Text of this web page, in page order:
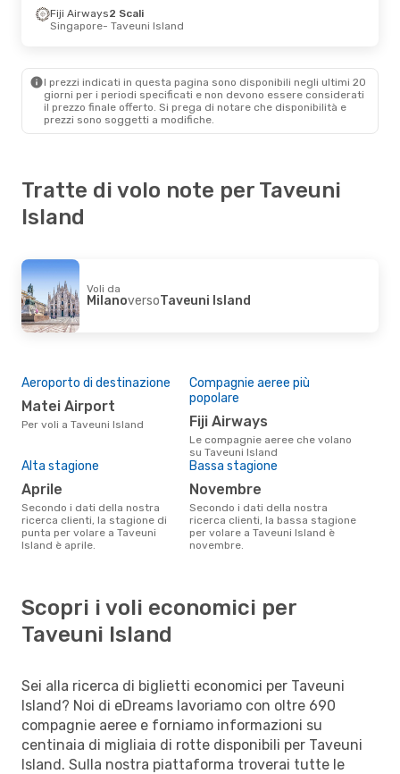
Nandi - Taveuni Island
Fiji AirwaysDiretto
Taveuni Island- Nandi
Sydney
- Taveuni Island
Fiji Airways
1 Scalo
Fiji Airways2 Scali
Singapore- Taveuni Island
I prezzi indicati in questa pagina sono disponibili negli ultimi 20
giorni per i periodi specificati e non devono essere considerati
il ​​prezzo finale offerto. Si prega di notare che disponibilità e
prezzi sono soggetti a modifiche.
Tratte di volo note per Taveuni
Island
Voli da
MilanoversoTaveuni Island
Aeroporto di destinazione
Matei Airport
Per voli a Taveuni Island
Compagnie aeree più
popolare
Fiji Airways
Le compagnie aeree che volano
su Taveuni Island
Alta stagione
aprile
Secondo i dati della nostra
ricerca clienti, la stagione di
punta per volare a Taveuni
Island è aprile.
Bassa stagione
novembre
Secondo i dati della nostra
ricerca clienti, la bassa stagione
per volare a Taveuni Island è
novembre.
Scopri i voli economici per
Taveuni Island
Sei alla ricerca di biglietti economici per Taveuni
Island? Noi di eDreams lavoriamo con oltre 690
compagnie aeree e forniamo informazioni su
centinaia di migliaia di rotte disponibili per Taveuni
Island. Sulla nostra piattaforma troverai tutte le